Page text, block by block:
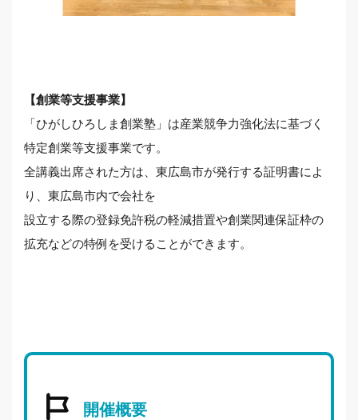
【創業等支援事業】
「ひがしひろしま創業塾」は産業競争力強化法に基づく
特定創業等支援事業です。
全講義出席された方は、東広島市が発行する証明書によ
り、東広島市内で会社を
設立する際の登録免許税の軽減措置や創業関連保証枠の
拡充などの特例を受けることができます。
開催概要